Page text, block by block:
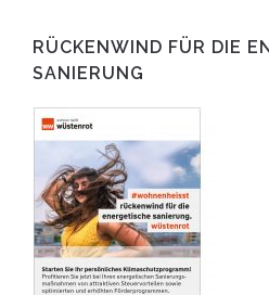
RÜCKENWIND FÜR DIE
SANIERUNG